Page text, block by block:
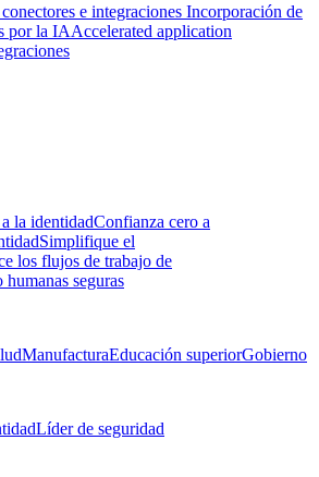
e integraciones Incorporación de
por la IAAccelerated application
la identidadConfianza cero a
Simplifique el
los flujos de trabajo de
humanas seguras
ManufacturaEducación superiorGobierno
Líder de seguridad